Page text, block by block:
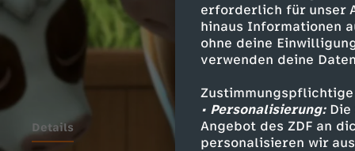
erforderlich für unser
hinaus Informationen
ohne deine
verwenden deine
• Personalisierung:Die
Angebot des ZDF an
personalisieren wir
Details